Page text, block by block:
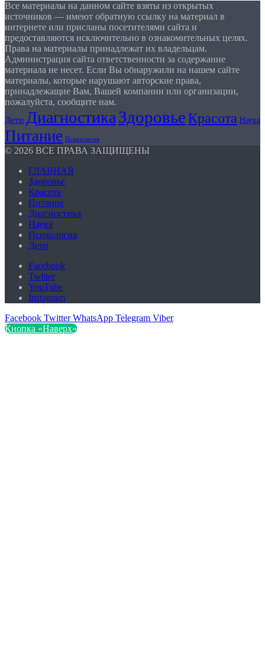
Все материалы на данном сайте взяты из открытых
источников — имеют обратную ссылку на материал в
интернете или присланы посетителями сайта и
предоставляются исключительно в ознакомительных целях.
Права на материалы принадлежат их владельцам.
Администрация сайта ответственности за содержание
материала не несет. Если Вы обнаружили на нашем сайте
материалы, которые нарушают авторские права,
принадлежащие Вам, Вашей компании или организации,
пожалуйста, сообщите нам.
Дети ДиагностикаЗдоровьеКрасота Наука
Питание Психология
© 2026 ВСЕ ПРАВА ЗАЩИЩЕНЫ
ГЛАВНАЯ
Здоровье
Красота
Питание
Диагностика
Наука
Психология
Дети
Facebook
Twitter
YouTube
Instagram
Facebook Twitter WhatsApp Telegram Viber
Кнопка «Наверх»